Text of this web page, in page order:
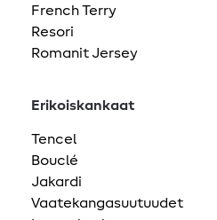
French Terry
Resori
Romanit Jersey
Erikoiskankaat
Tencel
Bouclé
Jakardi
Vaatekangasuutuudet